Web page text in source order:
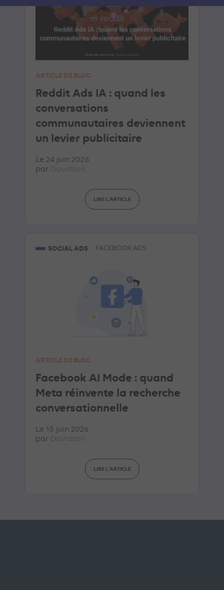
ARTICLE DE BLOG
Reddit Ads IA : quand les
conversations
communautaires deviennent
un levier publicitaire
Le 24 juin 2026
par Davidson
LIRE L'ARTICLE
SOCIAL ADS FACEBOOK ADS
ARTICLE DE BLOG
Facebook AI Mode : quand
Meta réinvente la recherche
conversationnelle
Le 15 juin 2026
par Davidson
LIRE L'ARTICLE